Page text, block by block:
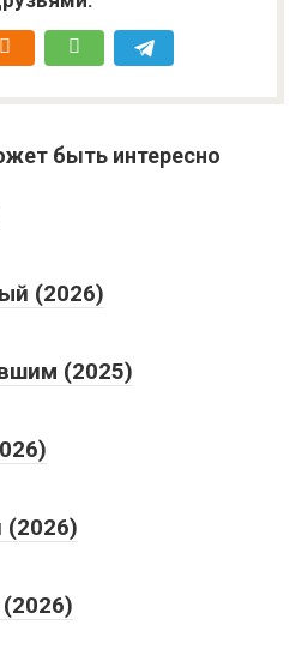
быть интересно
(2026)
(2025)
(2026)